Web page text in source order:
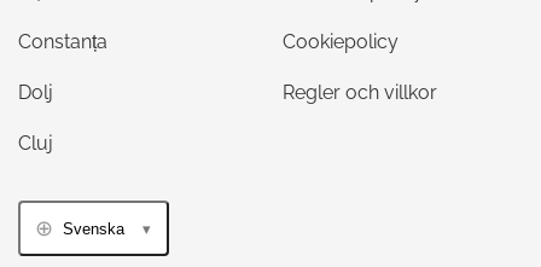
Constanța
Dolj
Cluj
Cookiepolicy
Regler och villkor
Svenska